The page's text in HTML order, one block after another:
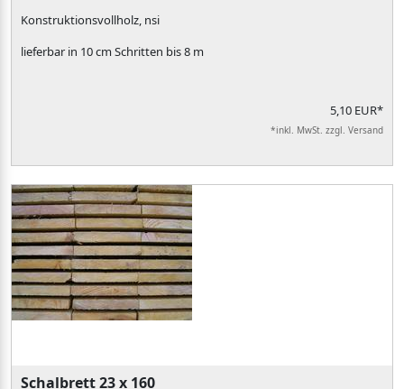
Konstruktionsvollholz, nsi
lieferbar in 10 cm Schritten bis 8 m
5,10 EUR*
*inkl. MwSt. zzgl. Versand
Schalbrett 23 x 160